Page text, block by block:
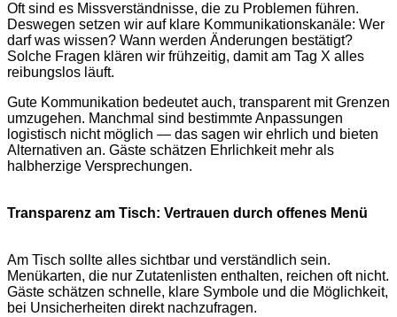
Oft sind es Missverständnisse, die zu Problemen führen.
Deswegen setzen wir auf klare Kommunikationskanäle: Wer
darf was wissen? Wann werden Änderungen bestätigt?
Solche Fragen klären wir frühzeitig, damit am Tag X alles
reibungslos läuft.
Gute Kommunikation bedeutet auch, transparent mit Grenzen
umzugehen. Manchmal sind bestimmte Anpassungen
logistisch nicht möglich — das sagen wir ehrlich und bieten
Alternativen an. Gäste schätzen Ehrlichkeit mehr als
halbherzige Versprechungen.
Transparenz am Tisch: Vertrauen durch offenes Menü
Am Tisch sollte alles sichtbar und verständlich sein.
Menükarten, die nur Zutatenlisten enthalten, reichen oft nicht.
Gäste schätzen schnelle, klare Symbole und die Möglichkeit,
bei Unsicherheiten direkt nachzufragen.